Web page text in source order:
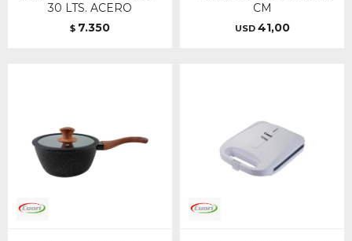
30 LTS. ACERO
$ 7.350
CM
USD 41,00